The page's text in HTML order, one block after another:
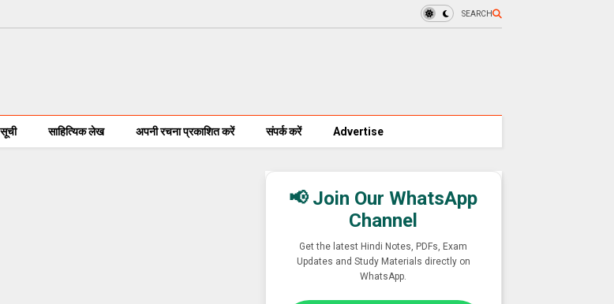
SEARCH
साहित्यिक लेख अपनी रचना प्रकाशित करें संपर्क करें Advertise
📢 Join Our WhatsApp
Channel
Get the latest Hindi Notes, PDFs, Exam
Updates and Study Materials directly on
WhatsApp.